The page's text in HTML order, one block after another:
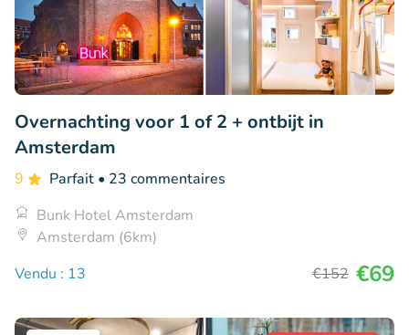
Overnachting voor 1 of 2 + ontbijt in
Amsterdam
9 Parfait • 23 commentaires
Bunk Hotel Amsterdam
Amsterdam (6km)
Vendu : 13
€152 €69